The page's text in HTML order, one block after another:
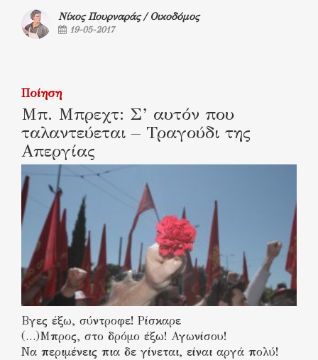
Νίκος Πουρναράς / Οικοδόμος
19-05-2017
Ποίηση
Μπ. Μπρεχτ: Σ’ αυτόν που
ταλαντεύεται – Τραγούδι της
Απεργίας
Βγες έξω, σύντροφε! Ρίσκαρε
(…)Μπρος, στο δρόμο έξω! Αγωνίσου!
Να περιμένεις πια δε γίνεται, είναι αργά πολύ!